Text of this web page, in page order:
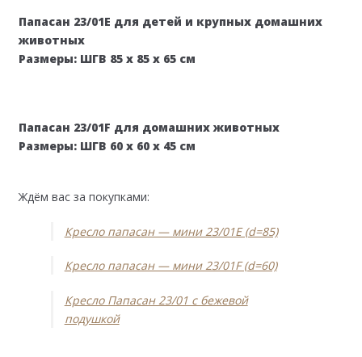
Папасан 23/01E для детей и крупных домашних
животных
Размеры: ШГВ 85 x 85 x 65 см
Папасан 23/01F для домашних животных
Размеры: ШГВ 60 х 60 х 45 см
Ждём вас за покупками:
Кресло папасан — мини 23/01Е (d=85)
Кресло папасан — мини 23/01F (d=60)
Кресло Папасан 23/01 с бежевой
подушкой